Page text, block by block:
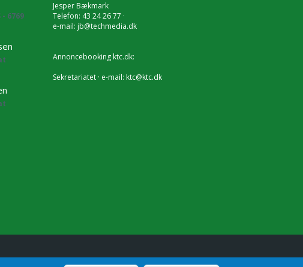
6769
Jesper Bækmark
Telefon: 43 24 26 77 ·
e-mail: jb@techmedia.dk
Annoncebooking ktc.dk:
Sekretariatet · e-mail: ktc@ktc.dk